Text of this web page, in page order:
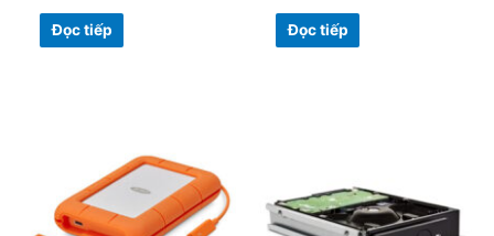
Đọc tiếp Đọc tiếp